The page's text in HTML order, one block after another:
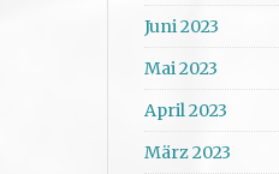
Juni 2023
Mai 2023
April 2023
März 2023